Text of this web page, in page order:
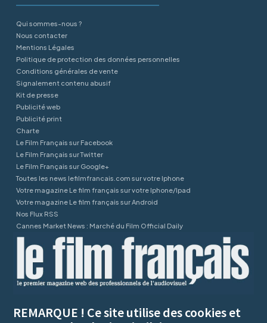
Qui sommes-nous ?
Nous contacter
Mentions Légales
Politique de protection des données personnelles
Conditions générales de vente
Signalement contenu abusif
Kit de presse
Publicité web
Publicité print
Charte
Le Film Français sur Facebook
Le Film Français sur Twitter
Le Film Français sur Google+
Toutes les news lefilmfrancais.com sur votre Iphone
Votre magazine Le film français sur votre Iphone/Ipad
Votre magazine Le film français sur Android
Nos Flux RSS
Cannes Market News : Marché du Film Official Daily
REMARQUE ! Ce site utilise des cookies et